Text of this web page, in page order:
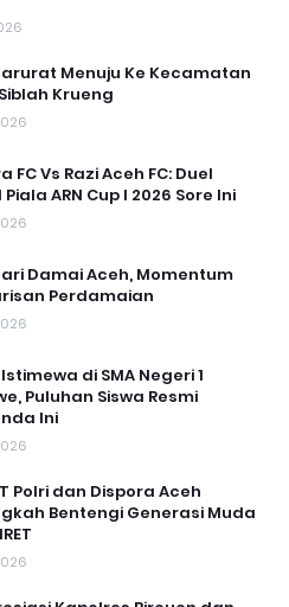
Menuju Ke Kecamatan
Krueng
Vs Razi Aceh FC: Duel
ARN Cup I 2026 Sore Ini
Damai Aceh, Momentum
Perdamaian
di SMA Negeri 1
Puluhan Siswa Resmi
Ini
Polri dan Dispora Aceh
Bentengi Generasi Muda